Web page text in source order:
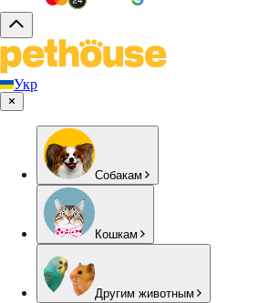
Укр
Собакам
Кошкам
Другим животным